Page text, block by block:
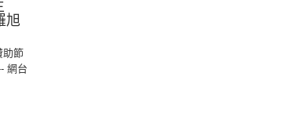
旭
助節
網台